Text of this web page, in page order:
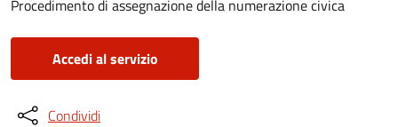
Procedimento di assegnazione della numerazione civica
Accedi al servizio
Condividi